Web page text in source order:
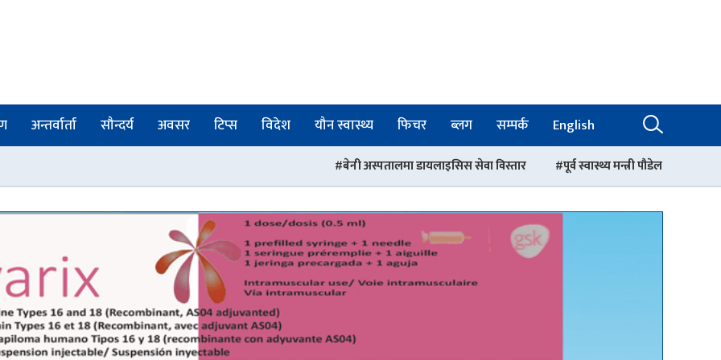
अन्तर्वार्ता सौन्दर्य अवसर टिप्स विदेश यौन स्वास्थ्य फिचर ब्लग सम्पर्क English
बेनी अस्पतालमा डायलाइसिस सेवा विस्तार पूर्व स्वास्थ्य मन्त्री पौडेल : वैद्यखाना सुधार गर्नेलाई